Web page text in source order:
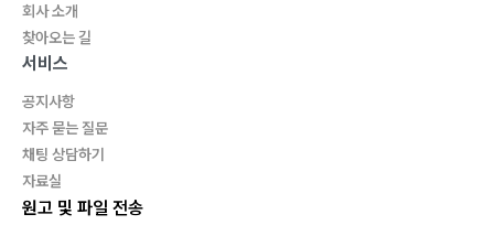
- 두 도성의 다른 특징들
3) 두 도성의 시민들의 운명
5) 지상 도성에도 나름대로 선한 점이 있다
6) 천상 도성은 하나님을 즐기기(frui)위해서 세상 것들을
사용(uti)한다
7) 두 도성이 이 지상에서 어떤 모습으로 존속하는가
회사 소개
찾아오는 길
서비스
공지사항
자주 묻는 질문
채팅 상담하기
자료실
원고 및 파일 전송